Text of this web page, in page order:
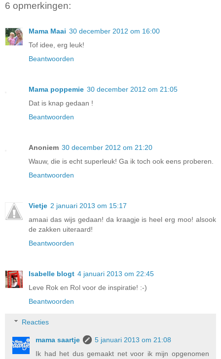
6 opmerkingen:
Mama Maai 30 december 2012 om 16:00
Tof idee, erg leuk!
Beantwoorden
Mama poppemie 30 december 2012 om 21:05
Dat is knap gedaan !
Beantwoorden
Anoniem 30 december 2012 om 21:20
Wauw, die is echt superleuk! Ga ik toch ook eens proberen.
Beantwoorden
Vietje 2 januari 2013 om 15:17
amaai das wijs gedaan! da kraagje is heel erg moo! alsook
de zakken uiteraard!
Beantwoorden
Isabelle blogt 4 januari 2013 om 22:45
Leve Rok en Rol voor de inspiratie! :-)
Beantwoorden
Reacties
mama saartje
5 januari 2013 om 21:08
Ik had het dus gemaakt net voor ik mijn opgenomen